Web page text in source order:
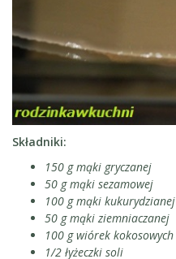
Składniki:
150 g mąki gryczanej
50 g mąki sezamowej
100 g mąki kukurydzianej
50 g mąki ziemniaczanej
100 g wiórek kokosowych
1/2 łyżeczki soli